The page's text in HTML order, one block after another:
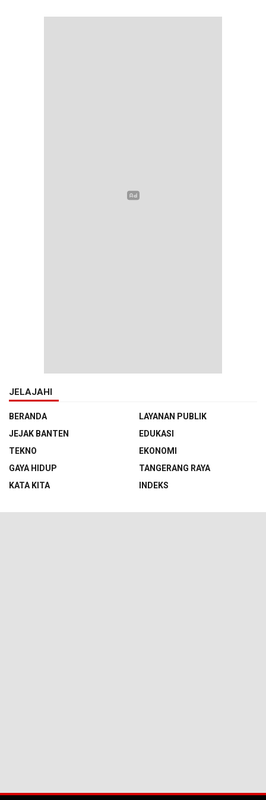
JELAJAHI
BERANDA
LAYANAN PUBLIK
JEJAK BANTEN
EDUKASI
TEKNO
EKONOMI
GAYA HIDUP
TANGERANG RAYA
KATA KITA
INDEKS